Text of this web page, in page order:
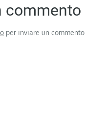
commento
per inviare un commento.